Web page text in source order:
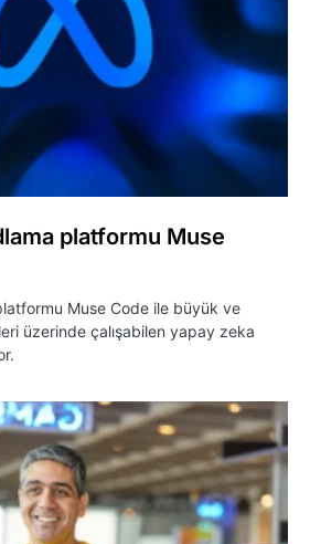
platformu Muse
Muse Code ile büyük ve
üzerinde çalışabilen yapay zeka